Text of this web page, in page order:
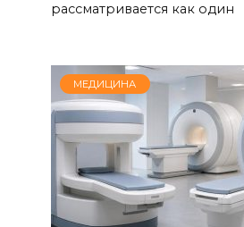
рассматривается как один
МЕДИЦИНА